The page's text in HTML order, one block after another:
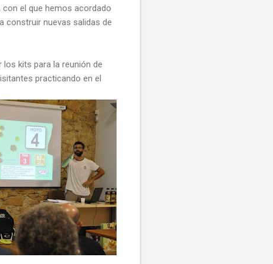
con el que hemos acordado
construir nuevas salidas de
kits para la reunión de
practicando en el